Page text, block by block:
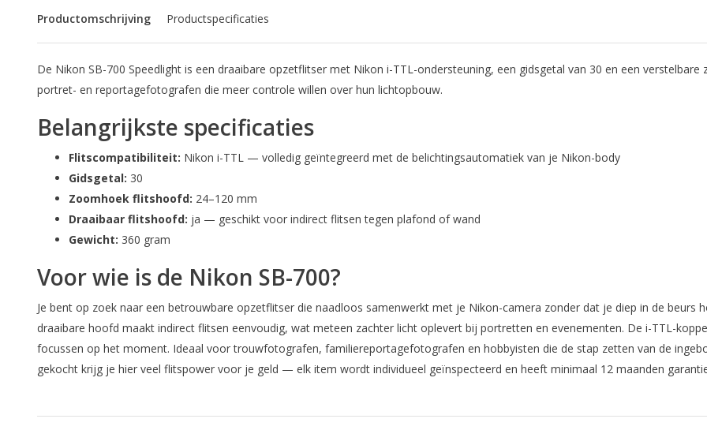
Productomschrijving Productspecificaties
De Nikon SB-700 Speedlight is een draaibare opzetflitser met Nikon i-TTL-ondersteuning, een gidsgetal van 30 en een
portret- en reportagefotografen die meer controle willen over hun lichtopbouw.
Belangrijkste specificaties
Flitscompatibiliteit: Nikon i-TTL — volledig geïntegreerd met de belichtingsautomatiek van je Nikon-body
Gidsgetal: 30
Zoomhoek flitshoofd: 24–120 mm
Draaibaar flitshoofd: ja — geschikt voor indirect flitsen tegen plafond of wand
Gewicht: 360 gram
Voor wie is de Nikon SB-700?
Je bent op zoek naar een betrouwbare opzetflitser die naadloos samenwerkt met je Nikon-camera zonder dat je diep in de beurs
draaibare hoofd maakt indirect flitsen eenvoudig, wat meteen zachter licht oplevert bij portretten en evenementen. De i-TTL-
focussen op het moment. Ideaal voor trouwfotografen, familiereportagefotografen en hobbyisten die de stap zetten van de
gekocht krijg je hier veel flitspower voor je geld — elk item wordt individueel geïnspecteerd en heeft minimaal 12 maanden